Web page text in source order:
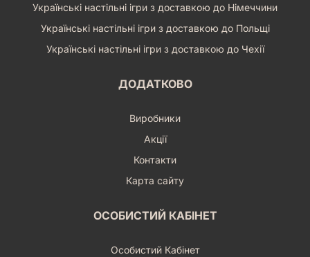
Українські настільні ігри з доставкою до Німеччини
Українські настільні ігри з доставкою до Польщі
Українські настільні ігри з доставкою до Чехії
ДОДАТКОВО
Виробники
Акції
Контакти
Карта сайту
ОСОБИСТИЙ КАБІНЕТ
Особистий Кабінет